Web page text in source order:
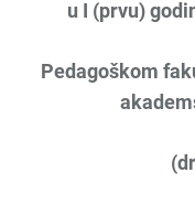
u I (prvu)
Pedagoškom